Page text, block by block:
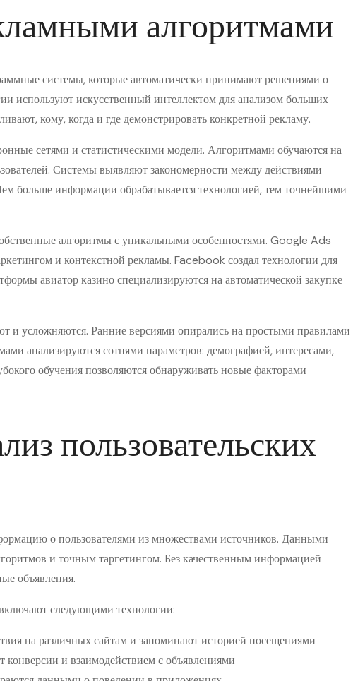
алгоритмами
системы, которые автоматически принимают решениями о
используют искусственный интеллектом для анализом больших
кому, когда и где демонстрировать конкретной рекламу.
сетями и статистическими модели. Алгоритмами обучаются на
Системы выявляют закономерности между действиями
больше информации обрабатывается технологией, тем точнейшими
алгоритмы с уникальными особенностями. Google Ads
и контекстной рекламы. Facebook создал технологии для
авиатор казино специализируются на автоматической закупке
и усложняются. Ранние версиями опирались на простыми правилами
анализируются сотнями параметров: демографией, интересами,
обучения позволяются обнаруживать новые факторами
пользовательских
о пользователями из множествами источников. Данными
и точным таргетингом. Без качественным информацией
объявления.
следующими технологии:
на различных сайтам и запоминают историей посещениями
и взаимодействием с объявлениями